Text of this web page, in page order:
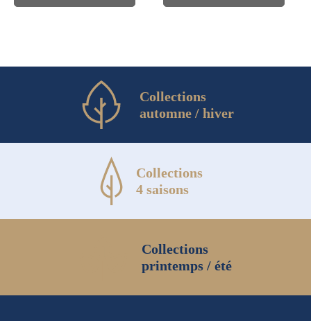
Collections
automne / hiver
Collections
4 saisons
Collections
printemps / été